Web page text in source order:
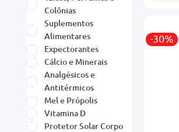
Colônias
Suplementos
Alimentares
Expectorantes
Cálcio e Minerais
Analgésicos e
Antitérmicos
Mel e Própolis
Vitamina D
Protetor Solar Corpo
-30%